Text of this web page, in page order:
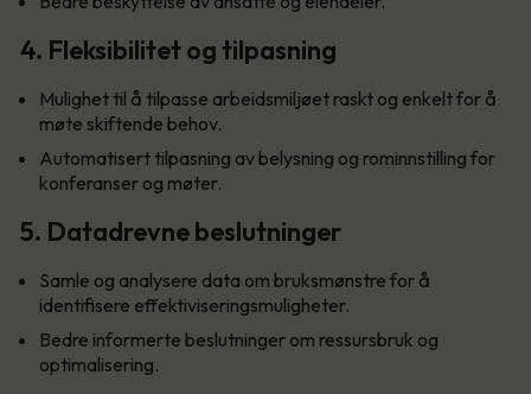
4. Fleksibilitet og tilpasning
Mulighet til å tilpasse arbeidsmiljøet raskt og enkelt for å
møte skiftende behov.
Automatisert tilpasning av belysning og rominnstilling for
konferanser og møter.
5. Datadrevne beslutninger
Samle og analysere data om bruksmønstre for å
identifisere effektiviseringsmuligheter.
Bedre informerte beslutninger om ressursbruk og
optimalisering.